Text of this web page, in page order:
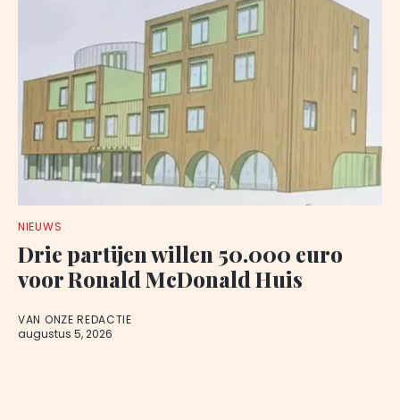
NIEUWS
Drie partijen willen 50.000 euro
voor Ronald McDonald Huis
VAN ONZE REDACTIE
augustus 5, 2026